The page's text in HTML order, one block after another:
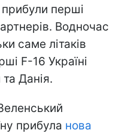
перші
Водночас
саме літаків
F-16 Україні
Данія.
прибула нова